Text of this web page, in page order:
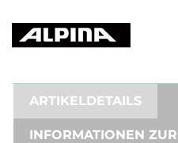
ARTIKELDETAILS
INFORMATIONEN ZUR